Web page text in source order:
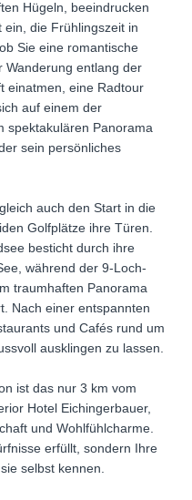
Hügeln, beeindrucken
die Frühlingszeit in
Sie eine romantische
Wanderung entlang der
einatmen, eine Radtour
auf einem der
spektakulären Panorama
sein persönliches
auch den Start in die
Golfplätze ihre Türen.
besticht durch ihre
während der 9-Loch-
traumhaften Panorama
Nach einer entspannten
und Cafés rund um
ausklingen zu lassen.
ist das nur 3 km vom
Hotel Eichingerbauer,
und Wohlfühlcharme.
erfüllt, sondern Ihre
selbst kennen.